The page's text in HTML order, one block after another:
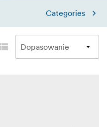
Categories